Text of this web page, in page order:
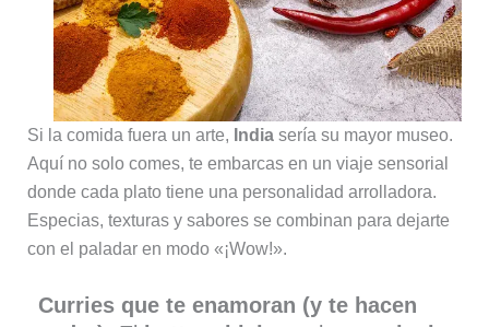
Si la comida fuera un arte, Indiasería su mayor museo.
Aquí no solo comes, te embarcas en un viaje sensorial
donde cada plato tiene una personalidad arrolladora.
Especias, texturas y sabores se combinan para dejarte
con el paladar en modo «¡Wow!».
Curries que te enamoran (y te hacen